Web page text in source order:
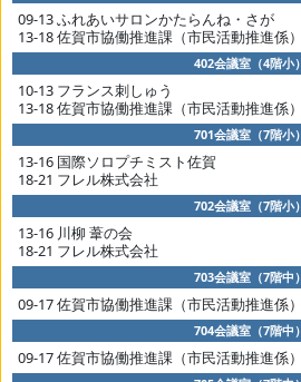
09-13 ふれあいサロンかたらんね・さが
13-18 佐賀市協働推進課（市民活動推進係）
402会議室（4階小）
10-13 フランス刺しゅう
13-18 佐賀市協働推進課（市民活動推進係）
701会議室（7階小）
13-16 国際ソロプチミスト佐賀
18-21 フレル株式会社
702会議室（7階小）
13-16 川柳 葦の会
18-21 フレル株式会社
703会議室（7階中）
09-17 佐賀市協働推進課（市民活動推進係）
704会議室（7階中）
09-17 佐賀市協働推進課（市民活動推進係）